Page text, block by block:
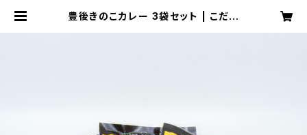
豊後きのこカレー 3袋セット | こだわ